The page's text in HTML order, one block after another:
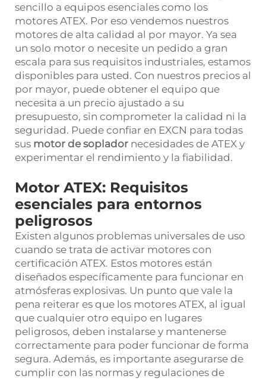
sencillo a equipos esenciales como los
motores ATEX. Por eso vendemos nuestros
motores de alta calidad al por mayor. Ya sea
un solo motor o necesite un pedido a gran
escala para sus requisitos industriales, estamos
disponibles para usted. Con nuestros precios al
por mayor, puede obtener el equipo que
necesita a un precio ajustado a su
presupuesto, sin comprometer la calidad ni la
seguridad. Puede confiar en EXCN para todas
sus motor de soplador necesidades de ATEX y
experimentar el rendimiento y la fiabilidad.
Motor ATEX: Requisitos
esenciales para entornos
peligrosos
Existen algunos problemas universales de uso
cuando se trata de activar motores con
certificación ATEX. Estos motores están
diseñados específicamente para funcionar en
atmósferas explosivas. Un punto que vale la
pena reiterar es que los motores ATEX, al igual
que cualquier otro equipo en lugares
peligrosos, deben instalarse y mantenerse
correctamente para poder funcionar de forma
segura. Además, es importante asegurarse de
cumplir con las normas y regulaciones de